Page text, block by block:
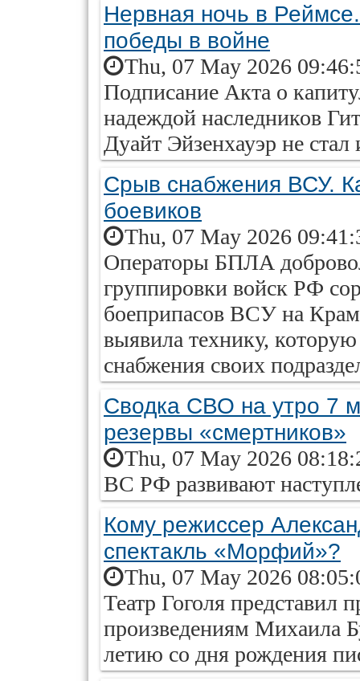
Нервная ночь в
победы в войне
Thu, 07 May 2026
Подписание Акта о
надеждой наследников
Дуайт Эйзенхауэр не стал
Срыв снабжения ВСУ.
боевиков
Thu, 07 May 2026
Операторы БПЛА
группировки войск РФ
боеприпасов ВСУ на
выявила технику,
снабжения своих
Сводка СВО на утро 7
резервы «смертников»
Thu, 07 May 2026
ВС РФ развивают
Кому режиссер
спектакль «Морфий»?
Thu, 07 May 2026
Театр Гоголя представил
произведениям Михаила
летию со дня рождения